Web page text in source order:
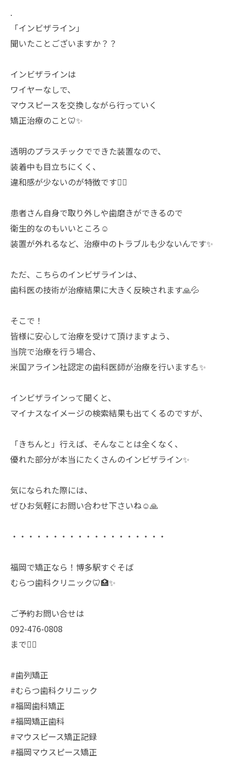
.
「インビザライン」
聞いたことございますか？？
インビザラインは
ワイヤーなしで、
マウスピースを交換しながら行っていく
矯正治療のこと🦷✨
透明のプラスチックでできた装置なので、
装着中も目立ちにくく、
違和感が少ないのが特徴です🙆‍♀️
患者さん自身で取り外しや歯磨きができるので
衛生的なのもいいところ☺️
装置が外れるなど、治療中のトラブルも少ないんです✨
ただ、こちらのインビザラインは、
歯科医の技術が治療結果に大きく反映されます🙏💦
そこで！
皆様に安心して治療を受けて頂けますよう、
当院で治療を行う場合、
米国アライン社認定の歯科医師が治療を行います💪✨
インビザラインって聞くと、
マイナスなイメージの検索結果も出てくるのですが、
「きちんと」行えば、そんなことは全くなく、
優れた部分が本当にたくさんのインビザライン✨
気になられた際には、
ぜひお気軽にお問い合わせ下さいね☺️🙏
・・・・・・・・・・・・・・・・・・・
福岡で矯正なら！博多駅すぐそば
むらつ歯科クリニック🦷🏥✨
ご予約お問い合せは
092-476-0808
まで🙆‍♀️
#歯列矯正
#むらつ歯科クリニック
#福岡歯科矯正
#福岡矯正歯科
#マウスピース矯正記録
#福岡マウスピース矯正